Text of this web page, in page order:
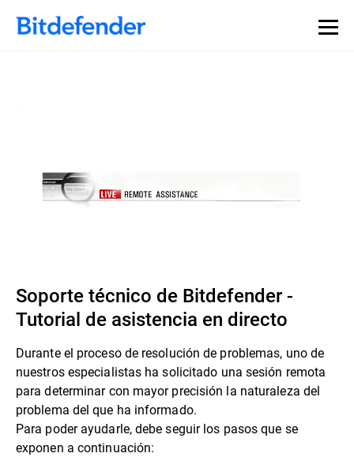
Soporte técnico de Bitdefender -
Tutorial de asistencia en directo
Durante el proceso de resolución de problemas, uno de
nuestros especialistas ha solicitado una sesión remota
para determinar con mayor precisión la naturaleza del
problema del que ha informado.
Para poder ayudarle, debe seguir los pasos que se
exponen a continuación: